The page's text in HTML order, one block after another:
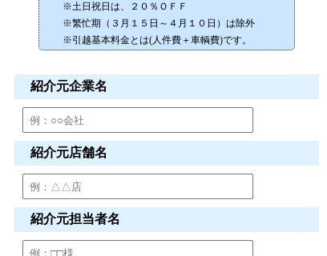
※土日祝日は、２０％ＯＦＦ
※繁忙期（３月１５日～４月１０日）は除外
※引越基本料金とは(人件費＋車輌費)です。
紹介元企業名
紹介元店舗名
紹介元担当者名